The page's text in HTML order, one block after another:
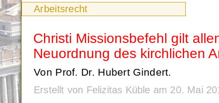
Arbeitsrecht
Christi Missionsbefehl gilt
Neuordnung des kirchlichen
Von Prof. Dr. Hubert Gindert.
Erstellt von Felizitas Küble am 20. Mai